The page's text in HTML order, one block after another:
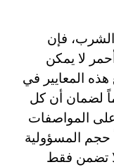
الشرب، فإن
لا يمكن
المعايير في
لضمان أن كل
المواصفات
حجم المسؤولية
لا تضمن فقط